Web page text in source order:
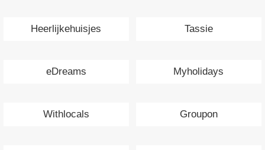
Heerlijkehuisjes Tassie
eDreams Myholidays
Withlocals Groupon